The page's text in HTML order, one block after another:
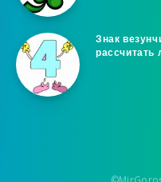
Знак
рассчитать